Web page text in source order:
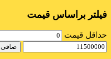
فیلتر براساس قیمت
حداقل قیمت
صافی